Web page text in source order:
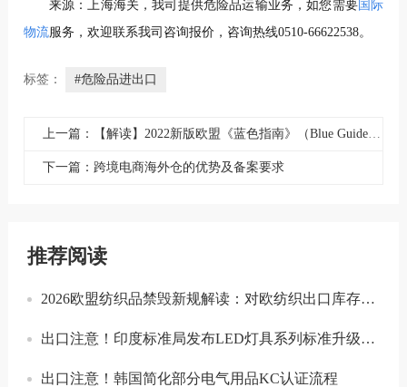
来源：上海海关，我司提供危险品运输业务，如您需要 国际
物流服务，欢迎联系我司咨询报价，咨询热线0510-66622538。
标签： #危险品进出口
上一篇：【解读】2022新版欧盟《蓝色指南》（Blue Guide）附原文
下一篇：跨境电商海外仓的优势及备案要求
推荐阅读
2026欧盟纺织品禁毁新规解读：对欧纺织出口库存合规与溯源指南
出口注意！印度标准局发布LED灯具系列标准升级实施指南
出口注意！韩国简化部分电气用品KC认证流程